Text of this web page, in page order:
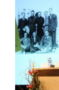
Territori i
Notícies
Agenda